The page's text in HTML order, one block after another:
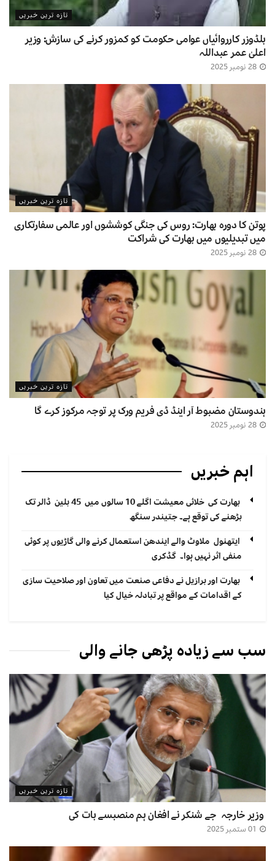
تازہ ترین خبریں
بلڈوزر کارروائیاں عوامی حکومت کو کمزور کرنے کی سازش: وزیر
اعلیٰ عمر عبداللہ
تازہ ترین خبریں
پوتن کا دورہ بھارت: روس کی جنگی کوششوں اور عالمی سفارتکاری
میں تبدیلیوں میں بھارت کی شراکت
تازہ ترین خبریں
ہندوستان مضبوط آر اینڈ ڈی فریم ورک پر توجہ مرکوز کرے گا
اہم خبریں
بھارت کی خلائی معیشت اگلے 10 سالوں میں 45 بلین ڈالر تک
بڑھنے کی توقع ہے۔ جتیندر سنگھ
ایتھنول ملاوٹ والے ایندھن استعمال کرنے والی گاڑیوں پر کوئی
منفی اثر نہیں ہوا۔ گڈکری
بھارت اور برازیل نے دفاعی صنعت میں تعاون اور صلاحیت سازی
کے اقدامات کے مواقع پر تبادلہ خیال کیا
سب سے زیادہ پڑھی جانے والی
تازہ ترین خبریں
وزیر خارجہ جے شنکر نے افغان ہم منصبسے بات کی